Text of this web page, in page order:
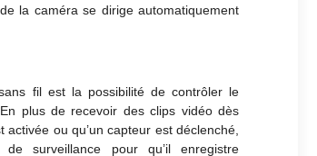
la caméra se dirige automatiquement
fil est la possibilité de contrôler le
plus de recevoir des clips vidéo dès
ou qu’un capteur est déclenché,
surveillance pour qu’il enregistre